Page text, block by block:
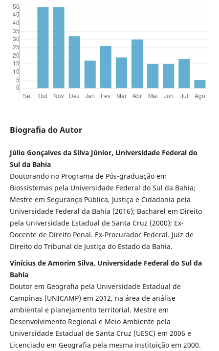
Biografia do Autor
Júlio Gonçalves da Silva Júnior, Universidade Federal do
Sul da Bahia
Doutorando no Programa de Pós-graduação em
Biossistemas pela Universidade Federal do Sul da Bahia;
Mestre em Segurança Pública, Justiça e Cidadania pela
Universidade Federal da Bahia (2016); Bacharel em Direito
pela Universidade Estadual de Santa Cruz (2000); Ex-
Docente de Direito Penal. Ex-Procurador Federal. Juiz de
Direito do Tribunal de Justiça do Estado da Bahia.
Vinícius de Amorim Silva, Universidade Federal do Sul da
Bahia
Doutor em Geografia pela Universidade Estadual de
Campinas (UNICAMP) em 2012, na área de análise
ambiental e planejamento territorial. Mestre em
Desenvolvimento Regional e Meio Ambiente pela
Universidade Estadual de Santa Cruz (UESC) em 2006 e
Licenciado em Geografia pela mesma instituição em 2000.